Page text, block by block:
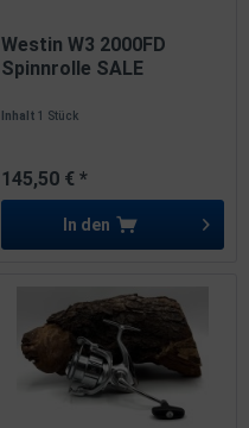
Westin W3 2000FD
Spinnrolle SALE
Inhalt1 Stück
145,50 € *
In den